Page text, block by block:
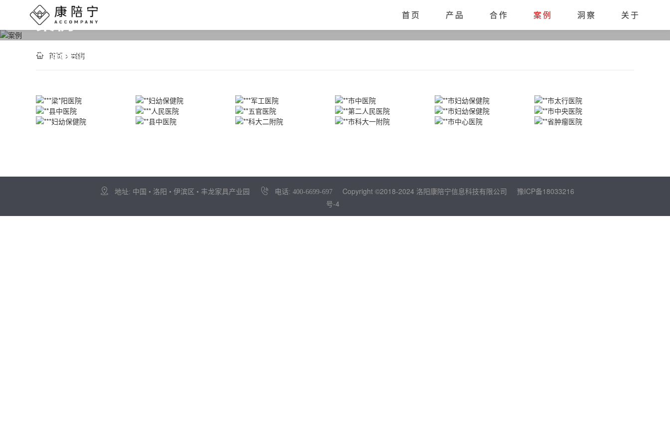
首页 产品 合作 案例 洞察 关于
案例
一路陪伴，成就你我
首页 > 案例
地址: 中国 • 洛阳 • 伊滨区 • 丰龙家具产业园 电话: 400-6699-697 Copyright ©2018-2024 洛阳康陪宁信息科技有限公司
豫ICP备18033216
号-4